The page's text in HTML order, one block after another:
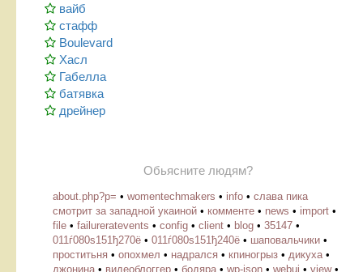
вайб
стафф
Boulevard
Хасл
Габелла
батявка
дрейнер
Обьясните людям?
about.php?p= • womentechmakers • info • слава пика
смотрит за западной укаиной • комменте • news • import •
file • failureratevents • config • client • blog • 35147 •
011ѓ080ѕ151ђ270ё • 011ѓ080ѕ151ђ240ё • шаповальчики •
проститьня • опохмел • надрался • кпиногрыз • дикуха •
джонина • видеоблоггер • бодяра • wp-json • webui • view•